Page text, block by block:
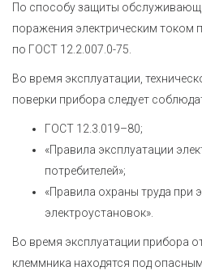
По способу защиты
поражения электрическим током
по ГОСТ 12.2.007.0-75.
Во время эксплуатации,
поверки прибора следует
ГОСТ 12.3.019–80;
«Правила эксплуатации
потребителей»;
«Правила охраны труда при
электроустановок».
Во время эксплуатации прибора
клеммника находятся под